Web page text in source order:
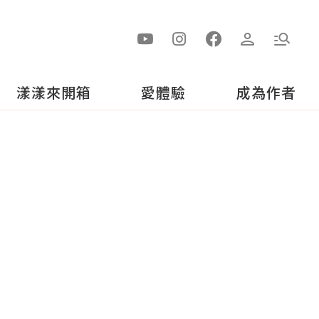
漾漾來開箱 愛體驗 成為作者